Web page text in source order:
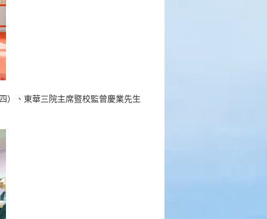
）、東華三院主席暨校監曾慶業先生